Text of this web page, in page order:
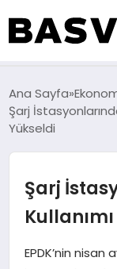
BAŞVURULAR
BAYILIKLER
HABERLER
Ana Sayfa
Şarj
Yükseldi
Şarj
EPDK’nin nisan